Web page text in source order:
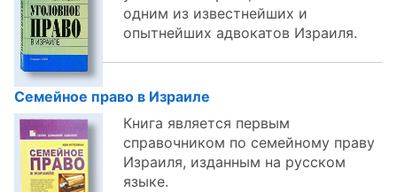
одним из известнейших и
опытнейших адвокатов Израиля.
Семейное право в Израиле
Книга является первым
справочником по семейному праву
Израиля, изданным на русском
языке.